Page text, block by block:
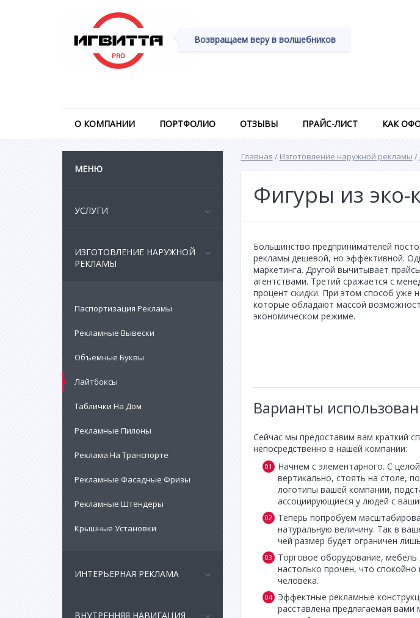
Возвращаем веру в волшебников
О КОМПАНИИ ПОРТФОЛИО ОТЗЫВЫ ПРАЙС-ЛИСТ КАК
МЕНЮ
УСЛУГИ
ИЗГОТОВЛЕНИЕ НАРУЖНОЙ
РЕКЛАМЫ
Паспортизация Рекламы
Рекламные Вывески
Объемные Буквы
Лайтбоксы
Таблички На Дом
Рекламные Пилоны
Реклама На Транспорте
Рекламные Фасадные Фризы
Рекламные Штендеры
Крышные Установки
ИНТЕРЬЕРНАЯ РЕКЛАМА
ВНУТРЕННЯЯ НАВИГАЦИЯ
Главная / Изготовление наружной рекламы /
Фигуры из эко-
Большинство предпринимателей
рекламы дешевой, но эффективной.
маркетинга. Другой вычитывает
агентствами. Третий сражается с
процент скидки. При этом способ уже
которые обладают массой
экономическом режиме.
Варианты
Сейчас мы предоставим вам краткий
непосредственно в нашей компании:
Начнем с элементарного. С
вертикально, стоять на столе,
логотипы вашей компании,
ассоциирующиеся у людей с
Теперь попробуем
натуральную величину. Так в
чей размер будет ограничен
Торговое оборудование,
настолько прочен, что
человека.
Эффектные рекламные
расставлена предлагаемая